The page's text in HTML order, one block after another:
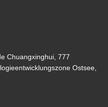
Chuangxinghui, 777
Ostsee,